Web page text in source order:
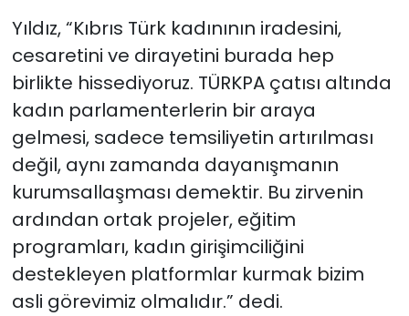
Yıldız, “Kıbrıs Türk kadınının iradesini,
cesaretini ve dirayetini burada hep
birlikte hissediyoruz. TÜRKPA çatısı altında
kadın parlamenterlerin bir araya
gelmesi, sadece temsiliyetin artırılması
değil, aynı zamanda dayanışmanın
kurumsallaşması demektir. Bu zirvenin
ardından ortak projeler, eğitim
programları, kadın girişimciliğini
destekleyen platformlar kurmak bizim
asli görevimiz olmalıdır.” dedi.